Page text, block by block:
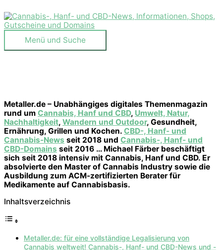
Inhalt
springen
Menü
und
Menü und Suche
Metaller.de – Unabhängiges digitales Themenmagazin
rund um Cannabis, Hanf und CBD, Umwelt, Natur,
Nachhaltigkeit, Wandern und Outdoor, Gesundheit,
Ernährung, Grillen und Kochen. CBD-, Hanf- und
Cannabis-News seit 2018 und Cannabis-, Hanf- und
CBD-Domains seit 2016 … Michael Färber beschäftigt
sich seit 2018 intensiv mit Cannabis, Hanf und CBD. Er
absolvierte den Master of Cannabis Industry sowie die
Ausbildung zum ACM-zertifizierten Berater für
Medikamente auf Cannabisbasis.
Inhaltsverzeichnis
Metaller.de: für eine vollständige Legalisierung von
Cannabis weltweit! Cannabis-, Hanf- und CBD-News und -